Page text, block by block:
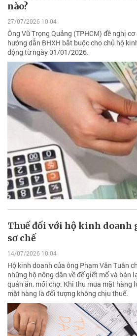
nào?
27/07/2026 10:04
Ông Vũ Trọng Quảng (TPHCM) đề nghị
hướng dẫn BHXH bắt buộc cho chủ hộ
động từ ngày 01/01/2026.
Thuế đối với hộ kinh doanh
sơ chế
14/07/2026 10:04
Hộ kinh doanh của ông Phạm Văn Tuân
những hộ nông dân về để giết mổ và bán
quán ăn, mối chợ. Khi thu mua mặt hàng
mặt hàng là đối tượng không chịu thuế.